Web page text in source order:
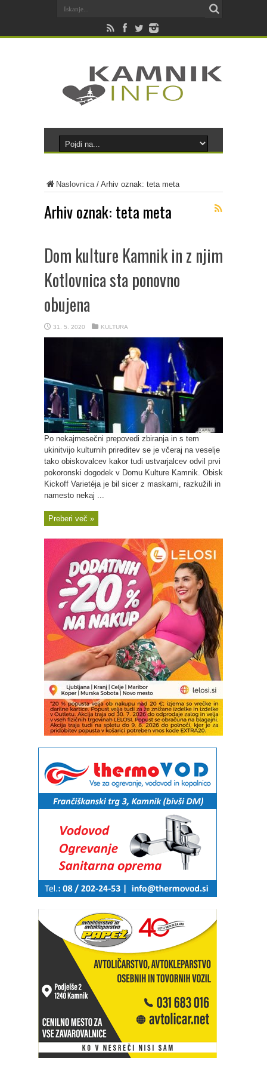
Naslovnica/ Arhiv oznak: teta meta
Arhiv oznak: teta meta
Dom kulture Kamnik in z njim
Kotlovnica sta ponovno
obujena
31. 5. 2020 KULTURA
Po nekajmesečni prepovedi zbiranja in s tem
ukinitvijo kulturnih prireditev se je včeraj na veselje
tako obiskovalcev kakor tudi ustvarjalcev odvil prvi
pokoronski dogodek v Domu Kulture Kamnik. Obisk
Kickoff Varietéja je bil sicer z maskami, razkužili in
namesto nekaj ...
Preberi več »